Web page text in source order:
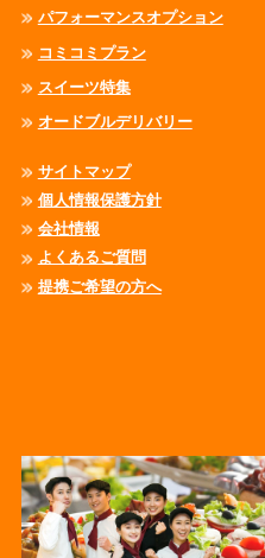
パフォーマンスオプション
コミコミプラン
スイーツ特集
オードブルデリバリー
サイトマップ
個人情報保護方針
会社情報
よくあるご質問
提携ご希望の方へ